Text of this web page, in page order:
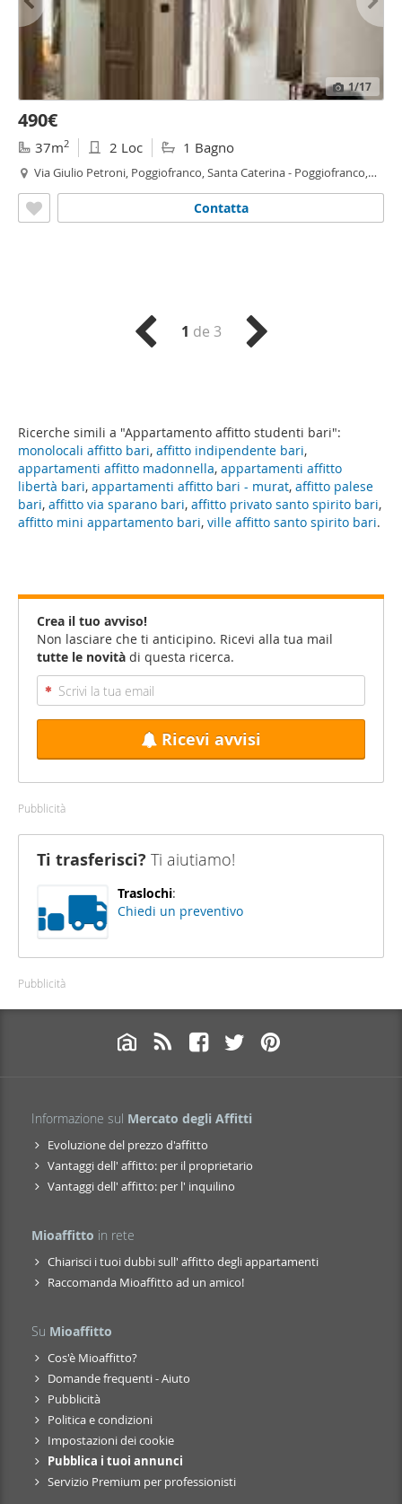
Ricerche simili a "Appartamento affitto studenti bari":
monolocali affitto bari, affitto indipendente bari,
appartamenti affitto madonnella, appartamenti affitto
libertà bari, appartamenti affitto bari - murat, affitto palese
bari, affitto via sparano bari, affitto privato santo spirito bari,
affitto mini appartamento bari, ville affitto santo spirito bari.
1/17
490€
37m2 2 Loc 1 Bagno
Via Giulio Petroni, Poggiofranco, Santa Caterina - Poggiofranco,
Contatta
1 de 3
Crea il tuo avviso!
Non lasciare che ti anticipino. Ricevi alla tua mail
tutte le novità di questa ricerca.
Ricevi avvisi
Pubblicità
Ti trasferisci? Ti aiutiamo!
Traslochi:
Chiedi un preventivo
Pubblicità
Informazione sul Mercato degli Affitti
Evoluzione del prezzo d'affitto
Vantaggi dell' affitto: per il proprietario
Vantaggi dell' affitto: per l' inquilino
Mioaffitto in rete
Chiarisci i tuoi dubbi sull' affitto degli appartamenti
Raccomanda Mioaffitto ad un amico!
Su Mioaffitto
Cos'è Mioaffitto?
Domande frequenti - Aiuto
Pubblicità
Politica e condizioni
Impostazioni dei cookie
Pubblica i tuoi annunci
Servizio Premium per professionisti